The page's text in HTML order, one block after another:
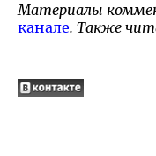
Материалы
канале. Также